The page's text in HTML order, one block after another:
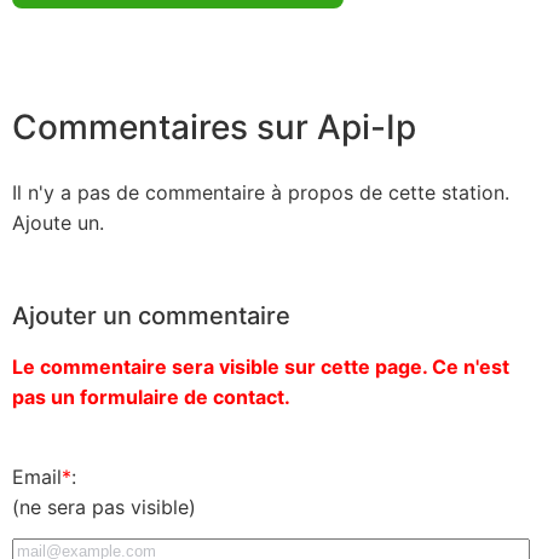
Commentaires sur Api-Ip
Il n'y a pas de commentaire à propos de cette station.
Ajoute un.
Ajouter un commentaire
Le commentaire sera visible sur cette page. Ce n'est
pas un formulaire de contact.
Email*:
(ne sera pas visible)